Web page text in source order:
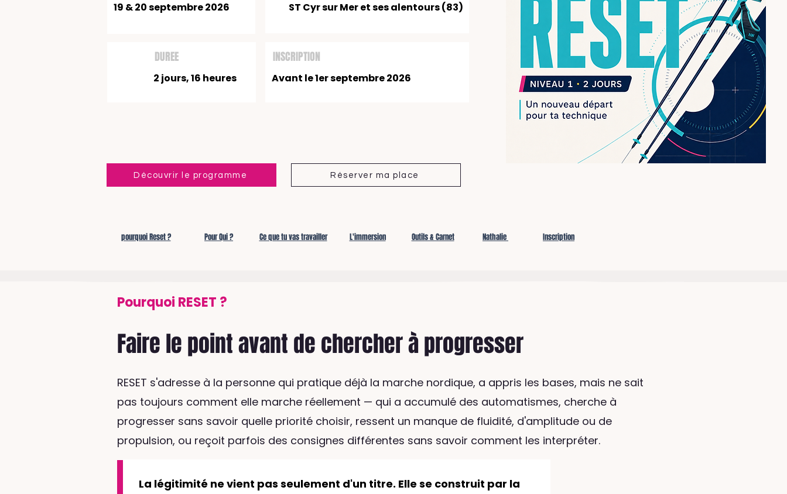
19 & 20 septembre 2026 ST Cyr sur Mer et ses alentours (83)
DUREE
2 jours, 16 heures
INSCRIPTION
Avant le 1er septembre 2026
Découvrir le programme Réserver ma place
pourquoi Reset ? Pour Qui ? Ce que tu vas travailler L'immersion Outils & Carnet Nathalie Inscription
Pourquoi RESET ?
Faire le point avant de chercher à progresser
RESET s'adresse à la personne qui pratique déjà la marche nordique, a appris les bases, mais ne sait
pas toujours comment elle marche réellement — qui a accumulé des automatismes, cherche à
progresser sans savoir quelle priorité choisir, ressent un manque de fluidité, d'amplitude ou de
propulsion, ou reçoit parfois des consignes différentes sans savoir comment les interpréter.
La légitimité ne vient pas seulement d'un titre. Elle se construit par la